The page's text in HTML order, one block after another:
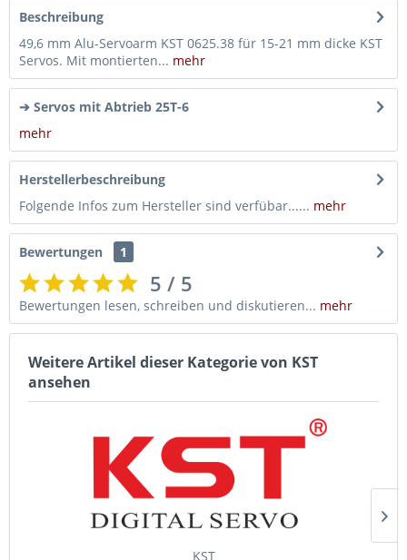
Beschreibung
49,6 mm Alu-Servoarm KST 0625.38 für 15-21 mm dicke KST
Servos. Mit montierten... mehr
➔ Servos mit Abtrieb 25T-6
mehr
Herstellerbeschreibung
Folgende Infos zum Hersteller sind verfübar...... mehr
Bewertungen 1
5 / 5
Bewertungen lesen, schreiben und diskutieren... mehr
Weitere Artikel dieser Kategorie von KST
ansehen
KST